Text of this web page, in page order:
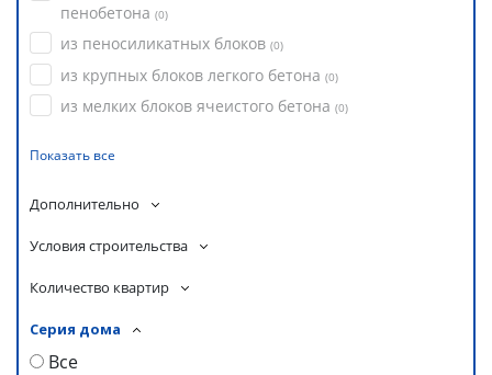
пенобетона (0)
из пеносиликатных блоков (0)
из крупных блоков легкого бетона (0)
из мелких блоков ячеистого бетона (0)
Показать все
Дополнительно
Условия строительства
Количество квартир
Серия дома
Все